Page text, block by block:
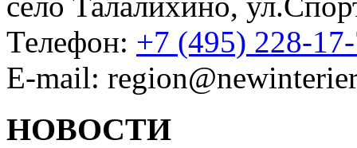
Телефон: +7 (495) 228-
E-mail:
НОВОСТИ